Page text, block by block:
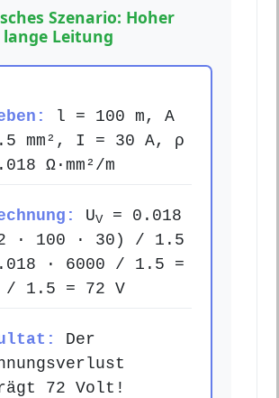
Szenario: Hoher
Leitung
l = 100 m, A
mm², I = 30 A, ρ
Ω·mm²/m
UV= 0.018
· 100 · 30) / 1.5
· 6000 / 1.5 =
/ 1.5 = 72 V
Der
72 Volt!